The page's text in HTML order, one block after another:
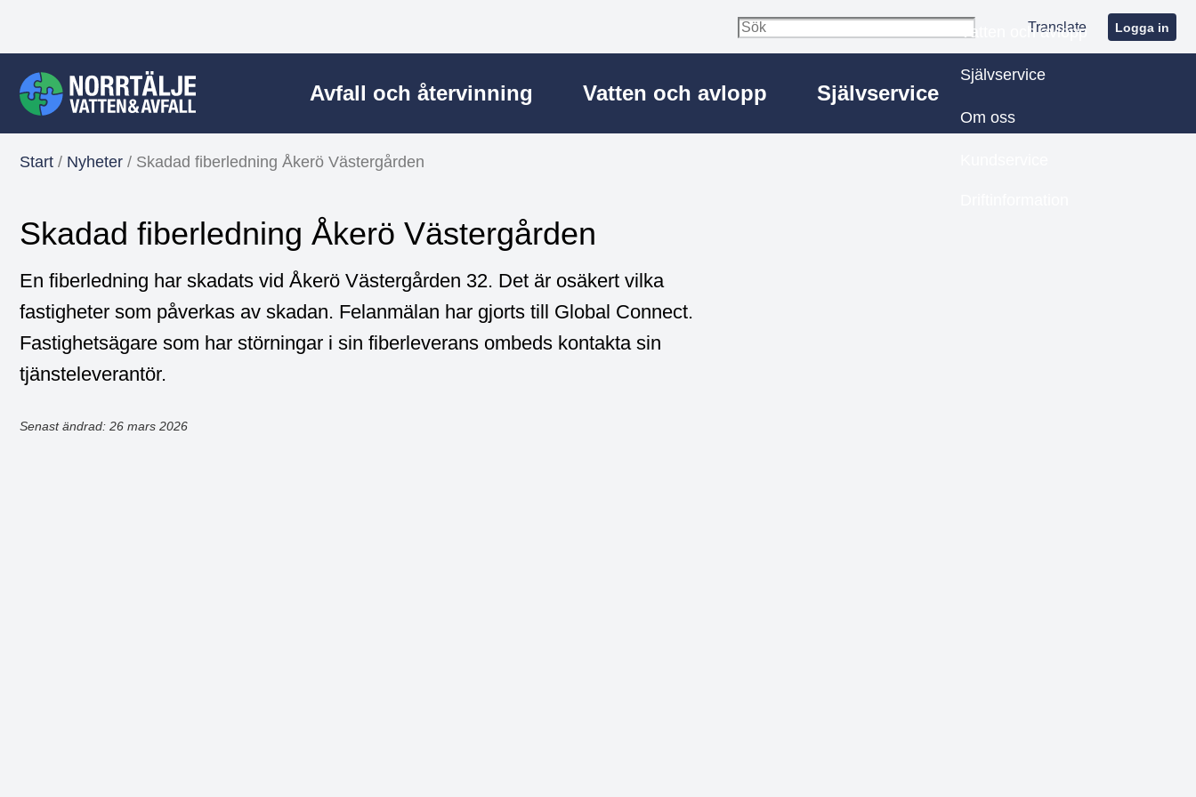
Translate Logga in
Avfall och återvinning Vatten och avlopp Självservice
Vatten och avlopp
Självservice
Om oss
Start / Nyheter / Skadad fiberledning Åkerö Västergården
Skadad fiberledning Åkerö Västergården
En fiberledning har skadats vid Åkerö Västergården 32. Det är osäkert vilka
fastigheter som påverkas av skadan. Felanmälan har gjorts till Global Connect.
Fastighetsägare som har störningar i sin fiberleverans ombeds kontakta sin
tjänsteleverantör.
Senast ändrad: 26 mars 2026